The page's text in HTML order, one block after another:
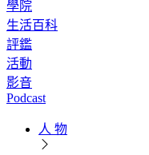
學院
生活百科
評鑑
活動
影音
Podcast
人 物